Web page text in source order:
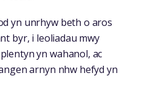
yn unrhyw beth o aros
byr, i leoliadau mwy
yn wahanol, ac
arnyn nhw hefyd yn